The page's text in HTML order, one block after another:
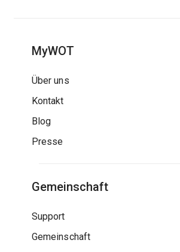
MyWOT
Über uns
Kontakt
Blog
Presse
Gemeinschaft
Support
Gemeinschaft